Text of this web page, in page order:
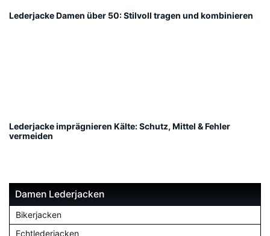
Lederjacke Damen über 50: Stilvoll tragen und kombinieren
Lederjacke imprägnieren Kälte: Schutz, Mittel & Fehler
vermeiden
Damen Lederjacken
Bikerjacken
Echtlederjacken